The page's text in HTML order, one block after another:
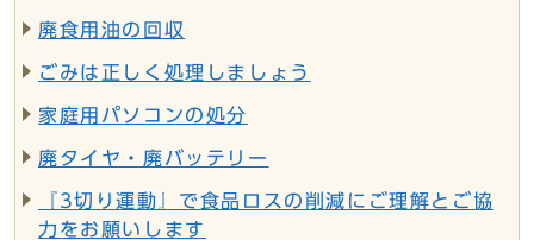
廃食用油の回収
ごみは正しく処理しましょう
家庭用パソコンの処分
廃タイヤ・廃バッテリー
『3切り運動』で食品ロスの削減にご理解とご協
力をお願いします